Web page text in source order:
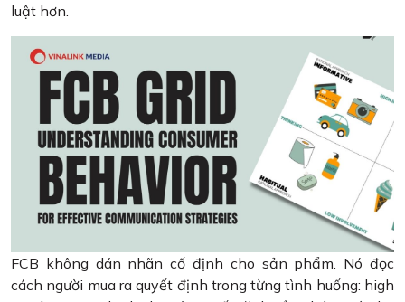
luật hơn.
FCB không dán nhãn cố định cho sản phẩm. Nó đọc
cách người mua ra quyết định trong từng tình huống: high